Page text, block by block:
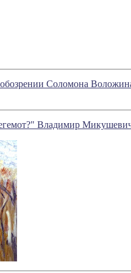
Соломона
Владимир